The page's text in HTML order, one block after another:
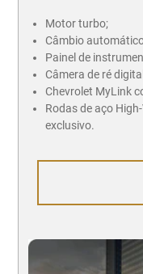
Motor turbo;
Câmbio
Painel de
Câmera de ré
Chevrolet MyLink
Rodas de aço
exclusivo.